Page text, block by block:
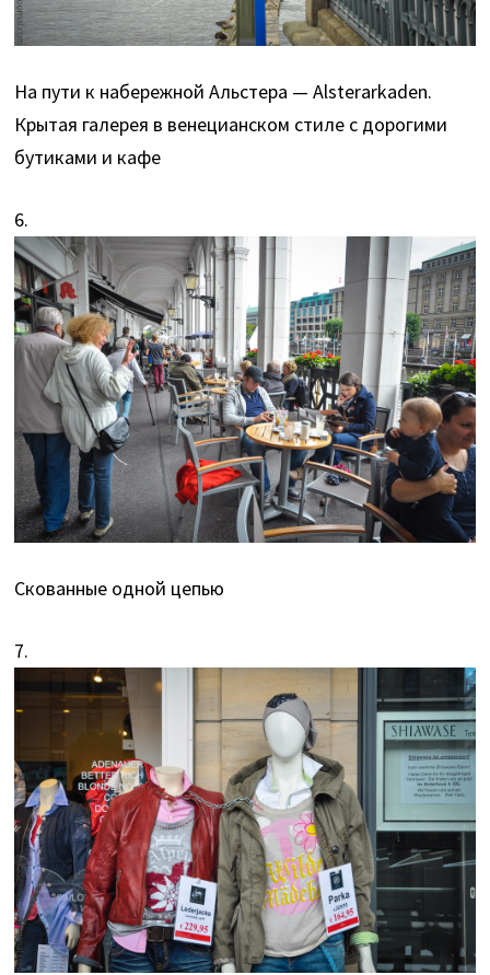
На пути к набережной Альстера — Alsterarkaden.
Крытая галерея в венецианском стиле с дорогими
бутиками и кафе
6.
Скованные одной цепью
7.